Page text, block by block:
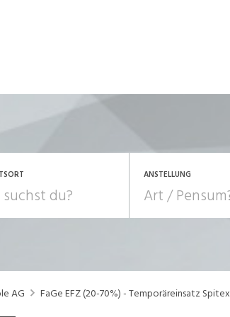
ANSTELLUNG
Temporär (befristet)
Consulting, Human Resources
AG FaGe EFZ (20-70%) - Temporäreinsatz Spitex